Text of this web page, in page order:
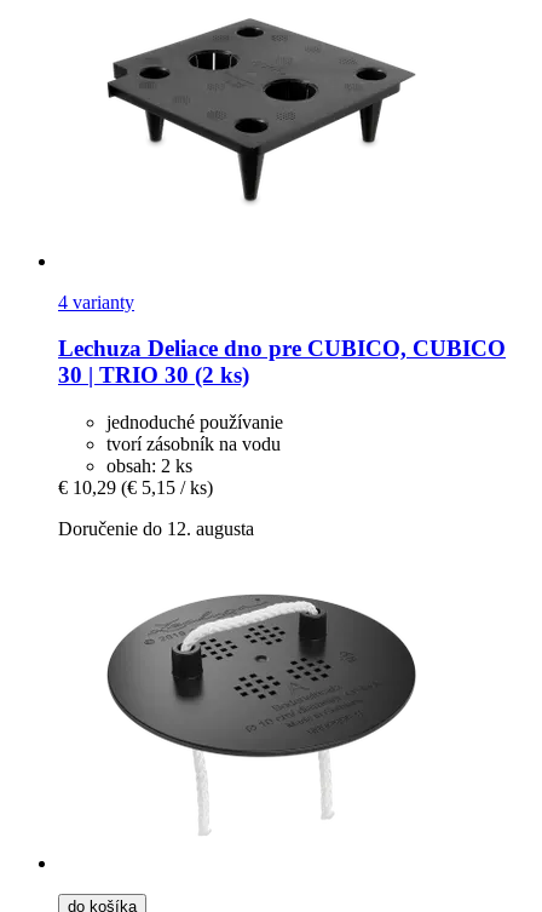
4 varianty
Lechuza Deliace dno pre CUBICO, CUBICO
30 | TRIO 30 (2 ks)
jednoduché používanie
tvorí zásobník na vodu
obsah: 2 ks
€ 10,29 (€ 5,15 / ks)
Doručenie do 12. augusta
do košíka